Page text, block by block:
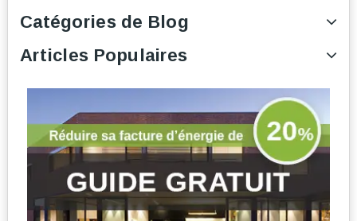
Catégories de Blog
Articles Populaires